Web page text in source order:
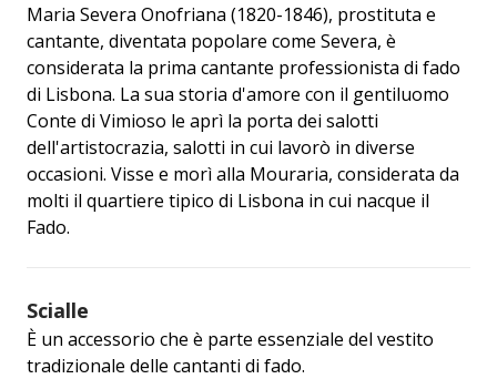
Maria Severa Onofriana (1820-1846), prostituta e
cantante, diventata popolare come Severa, è
considerata la prima cantante professionista di fado
di Lisbona. La sua storia d'amore con il gentiluomo
Conte di Vimioso le aprì la porta dei salotti
dell'artistocrazia, salotti in cui lavorò in diverse
occasioni. Visse e morì alla Mouraria, considerata da
molti il ​​quartiere tipico di Lisbona in cui nacque il
Fado.
Scialle
È un accessorio che è parte essenziale del vestito
tradizionale delle cantanti di fado.